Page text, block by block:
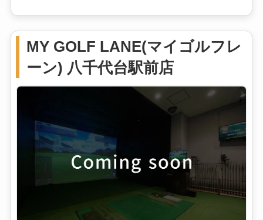
MY GOLF LANE(マイゴルフレ
ーン) 八千代台駅前店